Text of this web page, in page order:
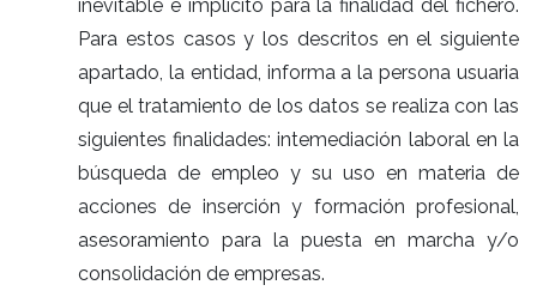
inevitable e implícito para la finalidad del fichero.
Para estos casos y los descritos en el siguiente
apartado, la entidad, informa a la persona usuaria
que el tratamiento de los datos se realiza con las
siguientes finalidades: intemediación laboral en la
búsqueda de empleo y su uso en materia de
acciones de inserción y formación profesional,
asesoramiento para la puesta en marcha y/o
consolidación de empresas.